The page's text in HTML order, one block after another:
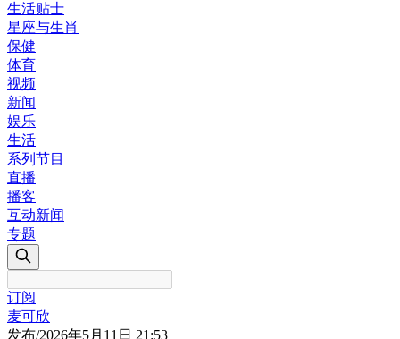
生活贴士
星座与生肖
保健
体育
视频
新闻
娱乐
生活
系列节目
直播
播客
互动新闻
专题
订阅
麦可欣
发布/2026年5月11日 21:53